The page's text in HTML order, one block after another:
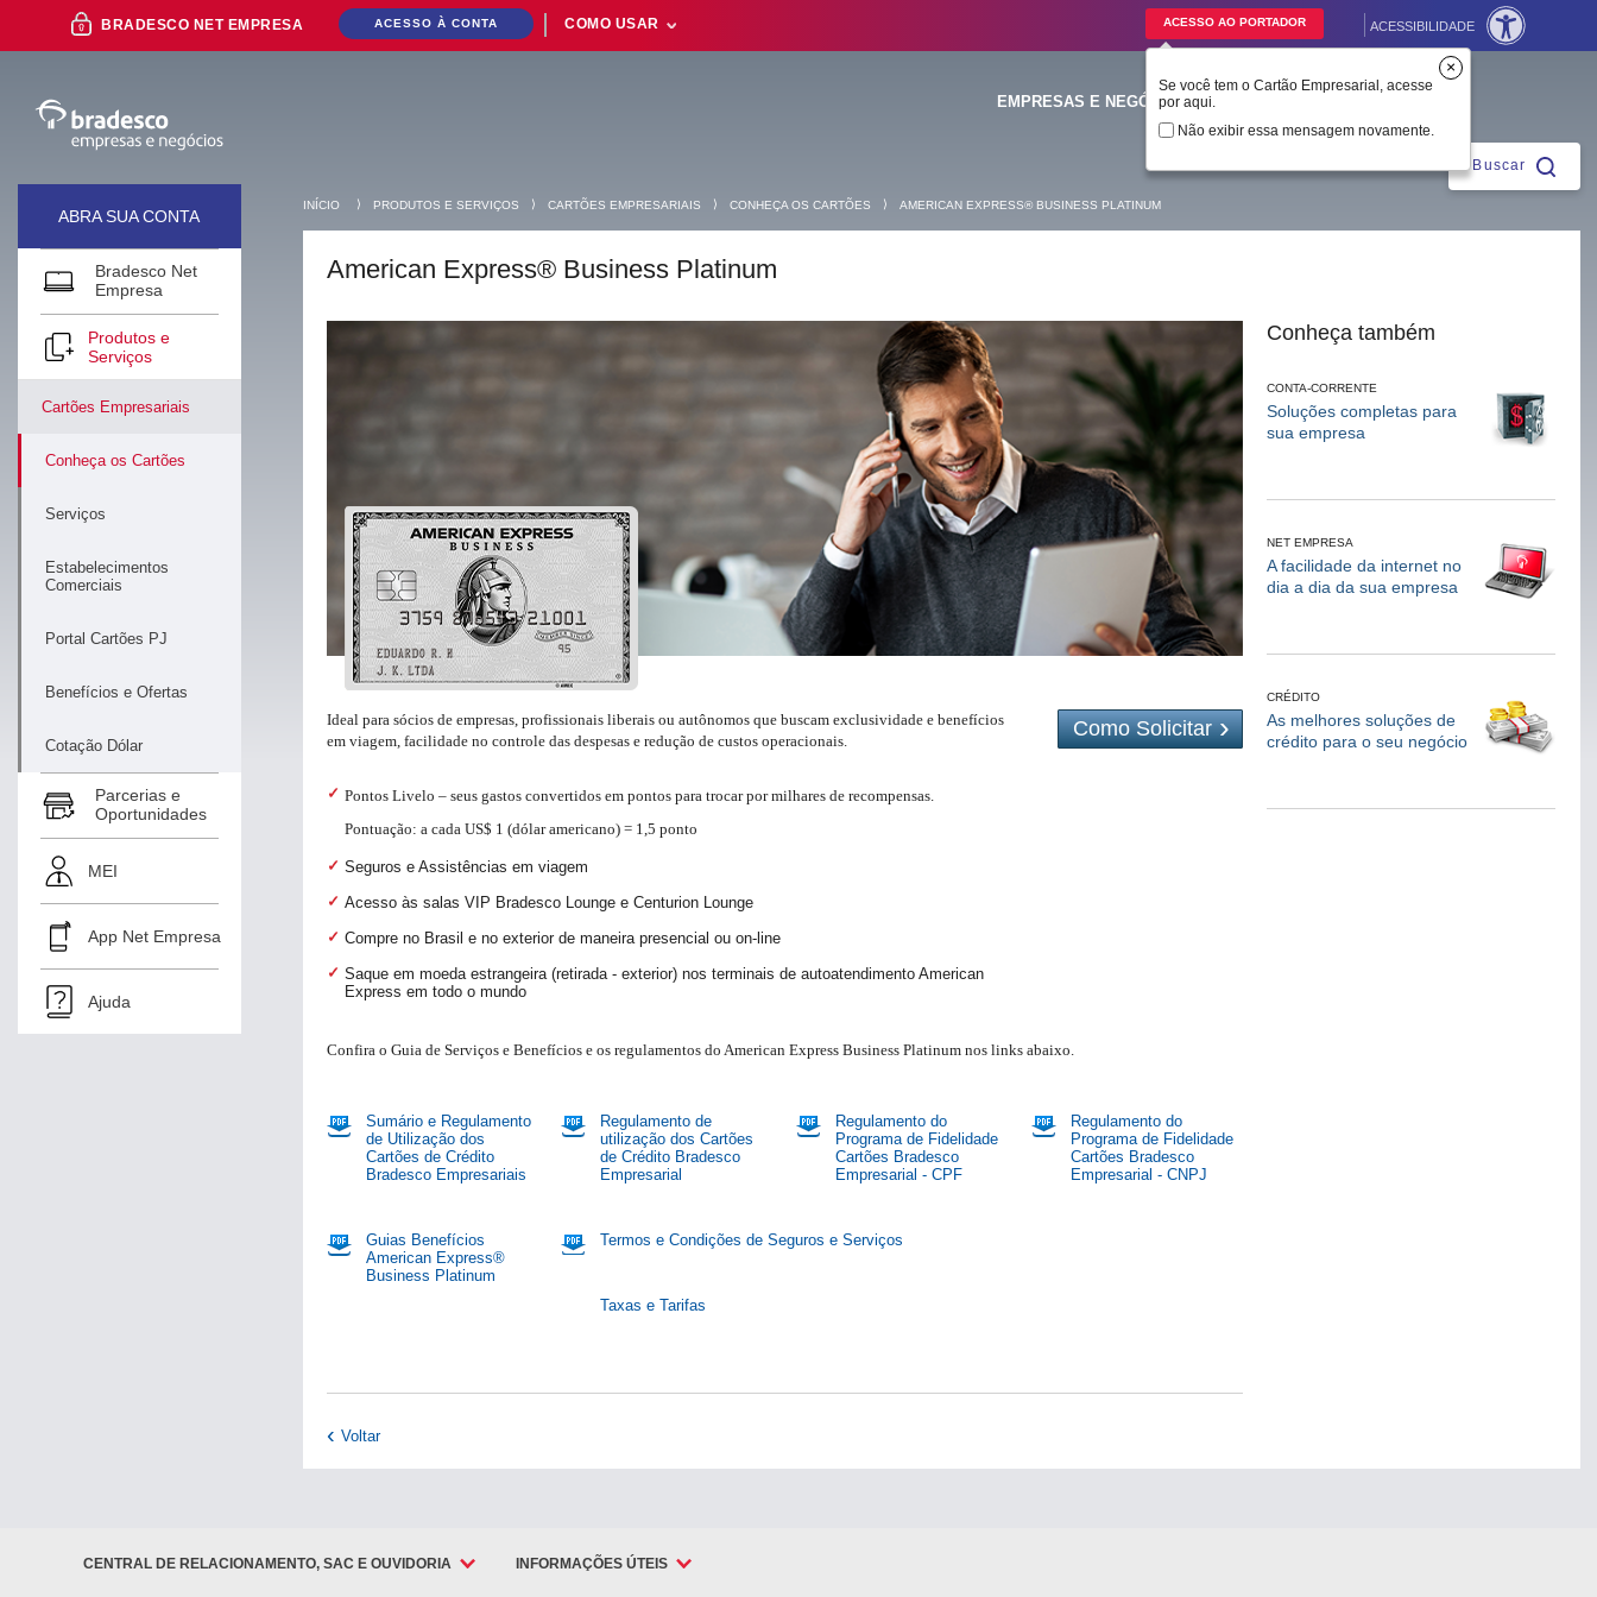
EMPRESAS E NEGÓCIOS
BRADESCO PARA
Buscar
ABRA SUA CONTA
Bradesco Net
Empresa
Produtos e
Serviços
Cartões Empresariais
Conheça os Cartões
Serviços
Estabelecimentos
Comerciais
Portal Cartões PJ
Benefícios e Ofertas
Cotação Dólar
Pagamentos
Renegociação
Derivativos
Layout de
Parcerias e
Oportunidades
MEI
App Net Empresa
Ajuda
INÍCIO ⟩ PRODUTOS E SERVIÇOS ⟩ CARTÕES EMPRESARIAIS ⟩ CONHEÇA OS CARTÕES ⟩ AMERICAN EXPRESS® BUSINESS PLATINUM
Mais buscados
American Express® Business Platinum
Ideal para sócios de empresas, profissionais liberais ou autônomos que buscam exclusividade e benefícios
em viagem, facilidade no controle das despesas e redução de custos operacionais.
Pontos Livelo – seus gastos convertidos em pontos para trocar por milhares de recompensas.
Pontuação: a cada US$ 1 (dólar americano) = 1,5 ponto
Seguros e Assistências em viagem
Acesso às salas VIP Bradesco Lounge e Centurion Lounge
Compre no Brasil e no exterior de maneira presencial ou on-line
Saque em moeda estrangeira (retirada - exterior) nos terminais de autoatendimento American
Express em todo o mundo
Como Solicitar
Confira o Guia de Serviços e Benefícios e os regulamentos do American Express Business Platinum nos links abaixo.
Sumário e Regulamento
de Utilização dos
Cartões de Crédito
Bradesco Empresariais
Regulamento de
utilização dos Cartões
de Crédito Bradesco
Empresarial
Regulamento do
Programa de Fidelidade
Cartões Bradesco
Empresarial - CPF
Regulamento do
Programa de Fidelidade
Cartões Bradesco
Empresarial - CNPJ
Guias Benefícios
American Express®
Business Platinum
Termos e Condições de Seguros e Serviços
Taxas e Tarifas
Conheça também
CONTA-CORRENTE
Soluções completas para
sua empresa
NET EMPRESA
A facilidade da internet no
dia a dia da sua empresa
CRÉDITO
As melhores soluções de
crédito para o seu negócio
Voltar
CENTRAL DE RELACIONAMENTO, SAC E OUVIDORIA INFORMAÇÕES ÚTEIS
BRADESCO NET EMPRESA
Ir
para
o
para
o
Ir
a
Pesquisa
para
Rodapé
ACESSO À CONTA COMO USAR ACESSO AO PORTADOR
×
Se você tem o Cartão Empresarial, acesse
por aqui.
Não exibir essa mensagem novamente.
ACESSIBILIDADE